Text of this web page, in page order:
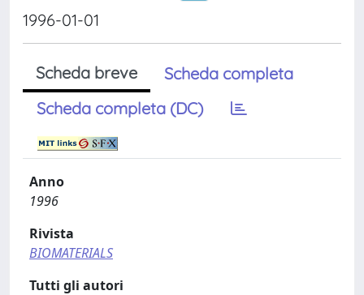
1996-01-01
Scheda breve
Scheda completa
Scheda completa (DC)
Anno
1996
Rivista
BIOMATERIALS
Tutti gli autori